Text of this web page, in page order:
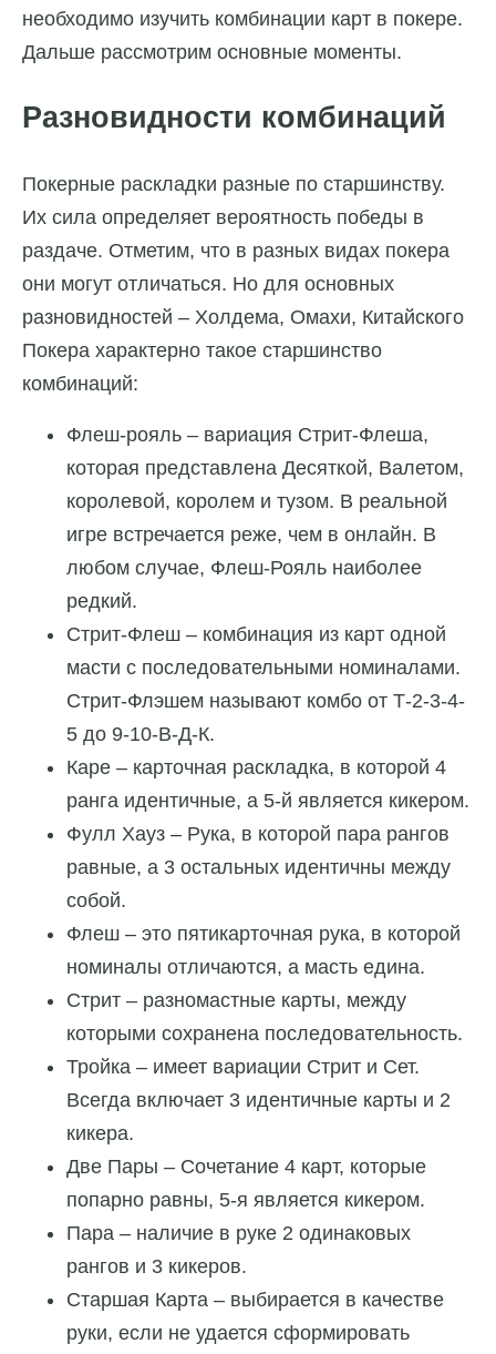
необходимо изучить комбинации карт в покере.
Дальше рассмотрим основные моменты.
Разновидности комбинаций
Покерные раскладки разные по старшинству.
Их сила определяет вероятность победы в
раздаче. Отметим, что в разных видах покера
они могут отличаться. Но для основных
разновидностей – Холдема, Омахи, Китайского
Покера характерно такое старшинство
комбинаций:
Флеш-рояль – вариация Стрит-Флеша,
которая представлена Десяткой, Валетом,
королевой, королем и тузом. В реальной
игре встречается реже, чем в онлайн. В
любом случае, Флеш-Рояль наиболее
редкий.
Стрит-Флеш – комбинация из карт одной
масти с последовательными номиналами.
Стрит-Флэшем называют комбо от Т-2-3-4-
5 до 9-10-В-Д-К.
Каре – карточная раскладка, в которой 4
ранга идентичные, а 5-й является кикером.
Фулл Хауз – Рука, в которой пара рангов
равные, а 3 остальных идентичны между
собой.
Флеш – это пятикарточная рука, в которой
номиналы отличаются, а масть едина.
Стрит – разномастные карты, между
которыми сохранена последовательность.
Тройка – имеет вариации Стрит и Сет.
Всегда включает 3 идентичные карты и 2
кикера.
Две Пары – Сочетание 4 карт, которые
попарно равны, 5-я является кикером.
Пара – наличие в руке 2 одинаковых
рангов и 3 кикеров.
Старшая Карта – выбирается в качестве
руки, если не удается сформировать